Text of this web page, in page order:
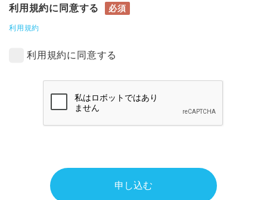
利用規約に同意する 必須
利用規約
利用規約に同意する
申し込む